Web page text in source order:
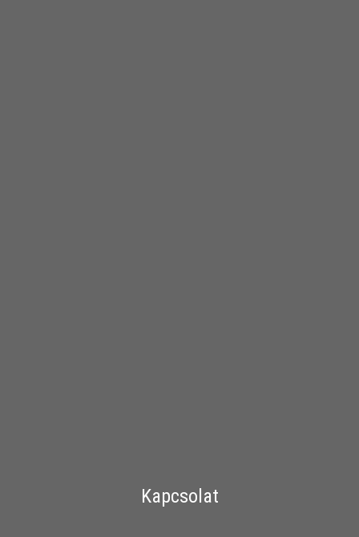
Kapcsolat